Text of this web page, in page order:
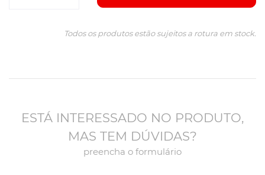
Todos os produtos estão sujeitos a rotura em stock.
ESTÁ INTERESSADO NO PRODUTO,
MAS TEM DÚVIDAS?
preencha o formulário